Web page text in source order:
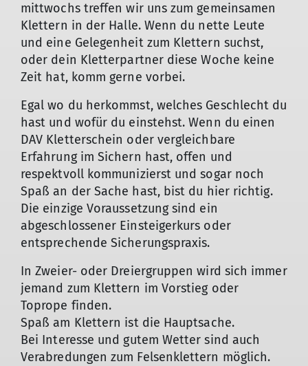
mittwochs treffen wir uns zum gemeinsamen
Klettern in der Halle. Wenn du nette Leute
und eine Gelegenheit zum Klettern suchst,
oder dein Kletterpartner diese Woche keine
Zeit hat, komm gerne vorbei.
Egal wo du herkommst, welches Geschlecht du
hast und wofür du einstehst. Wenn du einen
DAV Kletterschein oder vergleichbare
Erfahrung im Sichern hast, offen und
respektvoll kommunizierst und sogar noch
Spaß an der Sache hast, bist du hier richtig.
Die einzige Voraussetzung sind ein
abgeschlossener Einsteigerkurs oder
entsprechende Sicherungspraxis.
In Zweier- oder Dreiergruppen wird sich immer
jemand zum Klettern im Vorstieg oder
Toprope finden.
Spaß am Klettern ist die Hauptsache.
Bei Interesse und gutem Wetter sind auch
Verabredungen zum Felsenklettern möglich.